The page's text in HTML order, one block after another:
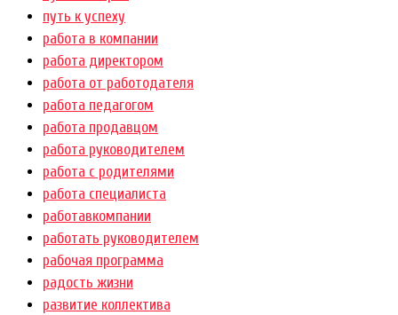
путь к успеху
работа в компании
работа директором
работа от работодателя
работа педагогом
работа продавцом
работа руководителем
работа с родителями
работа специалиста
работавкомпании
работать руководителем
рабочая программа
радость жизни
развитие коллектива